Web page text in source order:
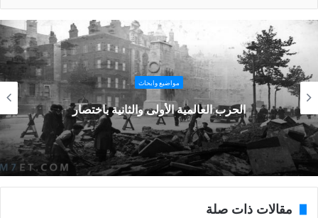
مواضيع وابحاث
الحرب العالمية الأولى والثانية باختصار
مقالات ذات صلة